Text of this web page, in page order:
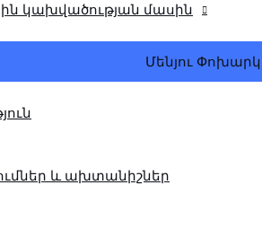
կախվածության մասին
Մենյու
և ախտանիշներ